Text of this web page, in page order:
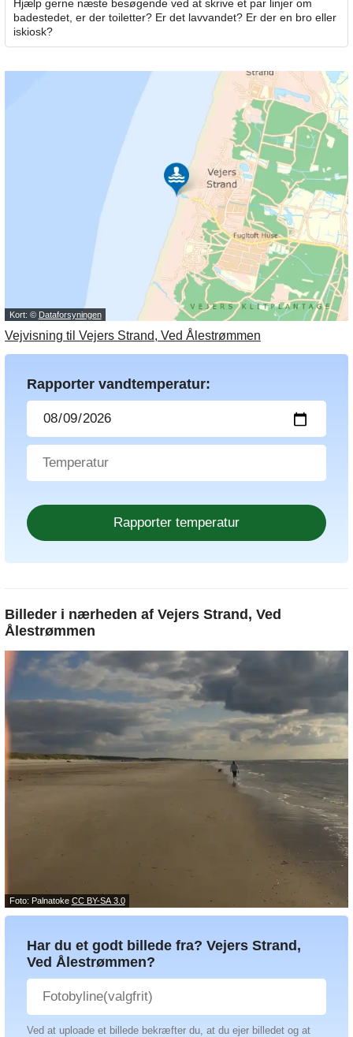
Hjælp gerne næste besøgende ved at skrive et par linjer om
badestedet, er der toiletter? Er det lavvandet? Er der en bro eller
iskiosk?
Kort: © Dataforsyningen
Vejvisning til Vejers Strand, Ved Ålestrømmen
Rapporter vandtemperatur:
Billeder i nærheden af Vejers Strand, Ved
Ålestrømmen
Foto: Palnatoke CC BY-SA 3.0
Har du et godt billede fra? Vejers Strand,
Ved Ålestrømmen?
Ved at uploade et billede bekræfter du, at du ejer billedet og at